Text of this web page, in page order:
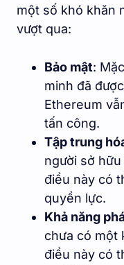
một số khó khăn
vượt qua:
Bảo mật:
minh đã
Ethereum
tấn công.
Tập trung
người sở
điều này có
quyền lực.
Khả năng
chưa có một
điều này có